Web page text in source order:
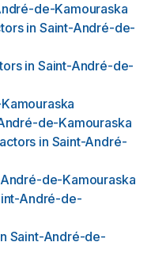
de-Kamouraska
in Saint-André-de-
in Saint-André-de-
de-Kamouraska
in Saint-André-
de-Kamouraska
André-de-
Saint-André-de-